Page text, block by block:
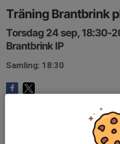
Träning Brantbrink
Torsdag 24 sep, 18:30-
Brantbrink IP
Samling: 18:30